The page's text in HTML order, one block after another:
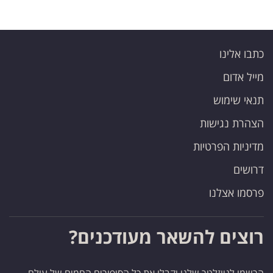
כתבו אלינו
מייל אדום
תנאי שימוש
הצהרת נגישות
מדיניות הפרטיות
דרושים
פרסמו אצלנו
רוצים להשאר מעודכנים?